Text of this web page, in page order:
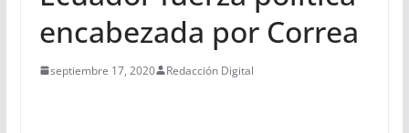
encabezada por Correa
septiembre 17, 2020 Redacción Digital